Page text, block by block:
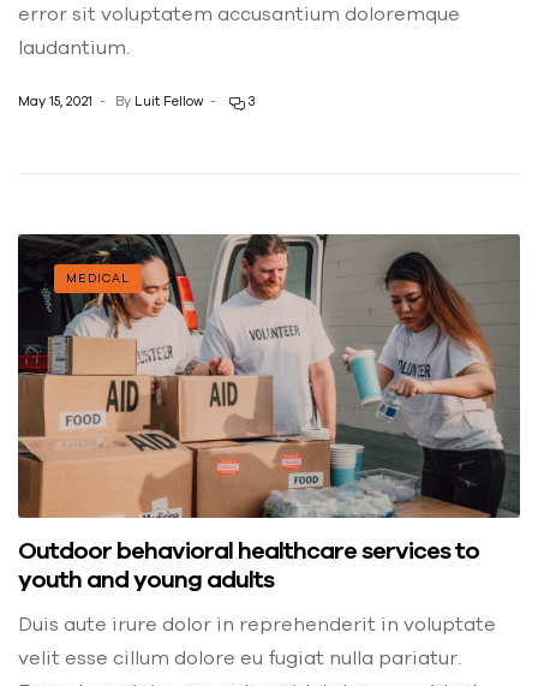
error sit voluptatem accusantium doloremque
laudantium.
May 15, 2021 By Luit Fellow 3
MEDICAL
Outdoor behavioral healthcare services to
youth and young adults
Duis aute irure dolor in reprehenderit in voluptate
velit esse cillum dolore eu fugiat nulla pariatur.